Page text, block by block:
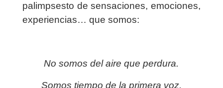
palimpsesto de sensaciones, emociones,
experiencias… que somos:
No somos del aire que perdura.
Somos tiempo de la primera voz,